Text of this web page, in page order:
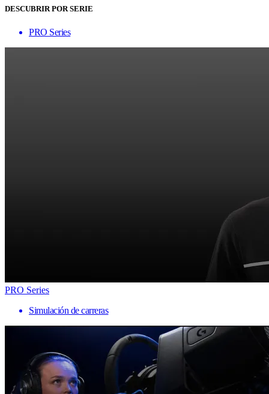
DESCUBRIR POR SERIE
PRO Series
PRO Series
Simulación de carreras